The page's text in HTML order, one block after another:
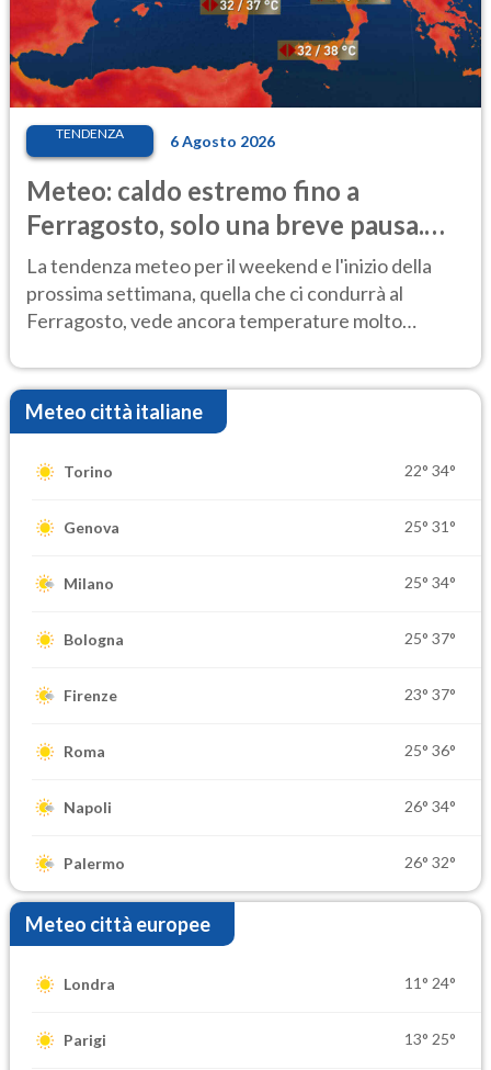
TENDENZA 6 Agosto 2026
Meteo: caldo estremo fino a
Ferragosto, solo una breve pausa.
Ecco dove
La tendenza meteo per il weekend e l'inizio della
prossima settimana, quella che ci condurrà al
Ferragosto, vede ancora temperature molto
Meteo città italiane
Torino 22° 34°
Genova 25° 31°
Milano 25° 34°
Bologna 25° 37°
Firenze 23° 37°
Roma 25° 36°
Napoli 26° 34°
Palermo 26° 32°
Meteo città europee
Londra 11° 24°
Parigi 13° 25°